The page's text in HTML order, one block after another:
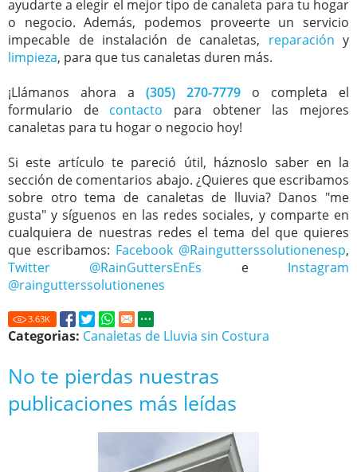
ayudarte a elegir el mejor tipo de canaleta para tu hogar
o negocio. Además, podemos proveerte un servicio
impecable de instalación de canaletas, reparación y
limpieza, para que tus canaletas duren más.
¡Llámanos ahora a (305) 270-7779 o completa el
formulario de contacto para obtener las mejores
canaletas para tu hogar o negocio hoy!
Si este artículo te pareció útil, háznoslo saber en la
sección de comentarios abajo. ¿Quieres que escribamos
sobre otro tema de canaletas de lluvia? Danos "me
gusta" y síguenos en las redes sociales, y comparte en
cualquiera de nuestras redes el tema del que quieres
que escribamos: Facebook @Raingutterssolutionenesp,
Twitter @RainGuttersEnEs e Instagram
@raingutterssolutionenes
3.63K
Categorias: Canaletas de Lluvia sin Costura
No te pierdas nuestras
publicaciones más leídas